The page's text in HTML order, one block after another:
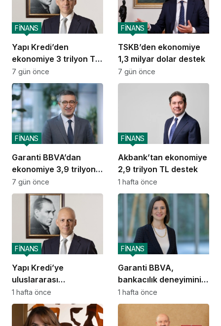
Yapı Kredi’den
ekonomiye 3 trilyon TL
destek
FİNANS
7 gün önce
TSKB’den ekonomiye
1,3 milyar dolar destek
FİNANS
7 gün önce
Garanti BBVA’dan
ekonomiye 3,9 trilyon
TL destek
FİNANS
7 gün önce
Akbank’tan ekonomiye
2,9 trilyon TL destek
FİNANS
1 hafta önce
Yapı Kredi’ye
uluslararası
piyasalardan 414
milyon dolarlık yeni
kaynak
FİNANS
1 hafta önce
Garanti BBVA,
bankacılık deneyimini
ChatGPT’ye taşıdı
FİNANS
1 hafta önce